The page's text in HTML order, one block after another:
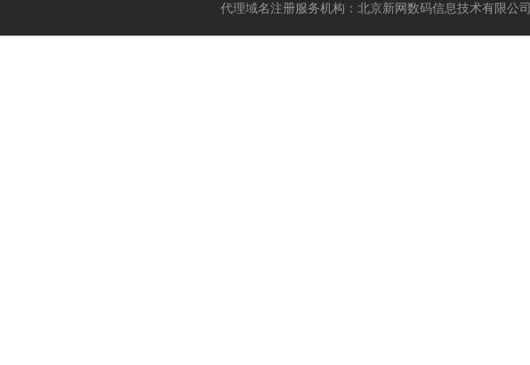
代理域名注册服务机构：北京新网数码信息技术有限公司